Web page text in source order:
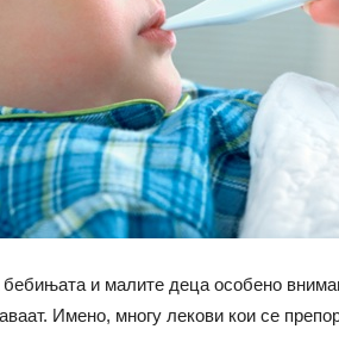
бебињата и малите деца особено
Имено, многу лекови кои се